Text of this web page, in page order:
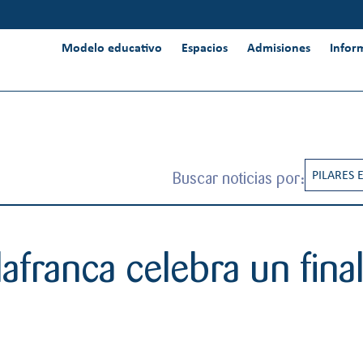
Modelo educativo Espacios Admisiones
Buscar noticias por: PILARES
celebra un